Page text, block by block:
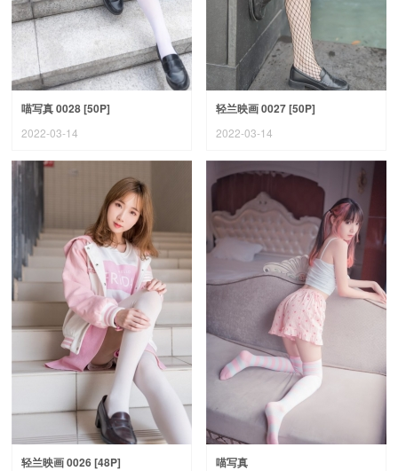
喵写真 0028 [50P]
2022-03-14
轻兰映画 0027 [50P]
2022-03-14
轻兰映画 0026 [48P] 喵写真